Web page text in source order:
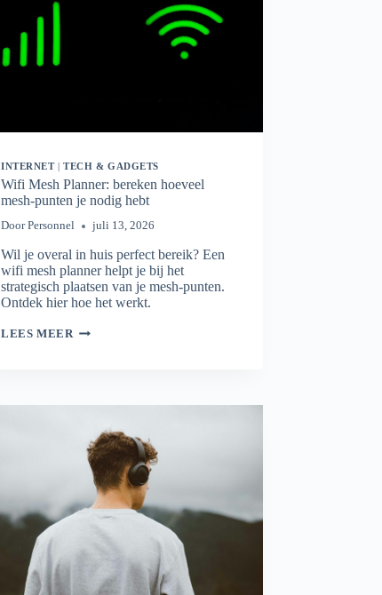
INTERNET|TECH & GADGETS
Wifi Mesh Planner: bereken hoeveel
mesh-punten je nodig hebt
Door Personnel juli 13, 2026
Wil je overal in huis perfect bereik? Een
wifi mesh planner helpt je bij het
strategisch plaatsen van je mesh-punten.
Ontdek hier hoe het werkt.
LEES MEER WIFI
NODIG
HEBT